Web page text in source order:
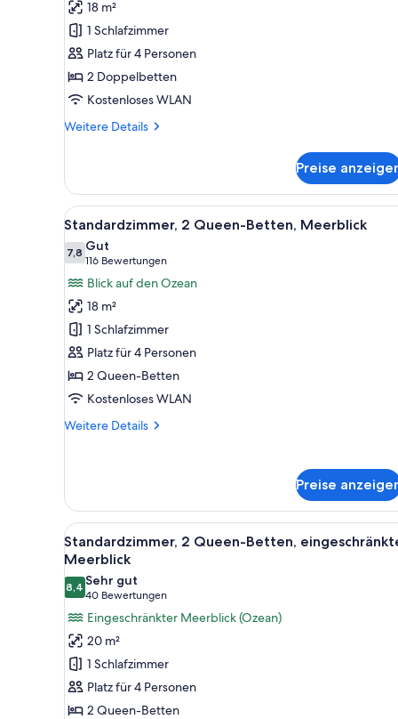
(Waikiki
View)
anzeigen
18 m²
1 Schlafzimmer
Platz für 4 Personen
2 Doppelbetten
Kostenloses WLAN
Weitere Details
Weitere
2 Doppelbetten
(Waikiki
View)
Preise
Alle
Fotos
für
Standardzimmer,
2 Queen-
Betten,
Meerblick
anzeigen
Ein Hotelzimmer mit großem
6
Standardzimmer, 2 Queen-Betten, Meerblick
7,87,8 von 10
Gut
116 Bewertungen
(116
Bewertungen)
Blick auf den Ozean
18 m²
1 Schlafzimmer
Platz für 4 Personen
2 Queen-Betten
Kostenloses WLAN
Weitere Details
Weitere
Betten,
Meerblick
Preise
Alle
Fotos
für
Standardzimmer,
2 Queen-
Betten,
eingeschränkter
Meerblick
anzeigen
Ein modernes Hotelzimmer
10
Standardzimmer, 2 Queen-Betten,
Meerblick
8,48,4 von 10
Sehr gut
40 Bewertungen
(40
Bewertungen)
Eingeschränkter Meerblick (Ozean)
20 m²
1 Schlafzimmer
Platz für 4 Personen
2 Queen-Betten